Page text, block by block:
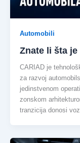
Automobili
Znate li šta je
CARIAD je
za razvoj
jedinstvenom
zonskom
tranzicija donosi